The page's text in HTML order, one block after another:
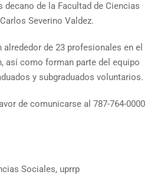
decano de la Facultad de Ciencias
Severino Valdez.
de 23 profesionales en el
así como forman parte del equipo
y subgraduados voluntarios.
de comunicarse al 787-764-0000
Sociales, uprrp